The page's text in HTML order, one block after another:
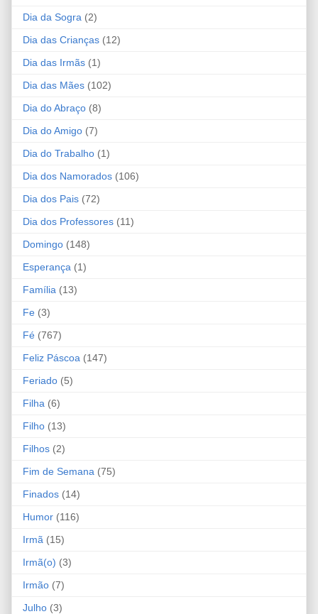
Dia da Sogra (2)
Dia das Crianças (12)
Dia das Irmãs (1)
Dia das Mães (102)
Dia do Abraço (8)
Dia do Amigo (7)
Dia do Trabalho (1)
Dia dos Namorados (106)
Dia dos Pais (72)
Dia dos Professores (11)
Domingo (148)
Esperança (1)
Família (13)
Fe (3)
Fé (767)
Feliz Páscoa (147)
Feriado (5)
Filha (6)
Filho (13)
Filhos (2)
Fim de Semana (75)
Finados (14)
Humor (116)
Irmã (15)
Irmã(o) (3)
Irmão (7)
Julho (3)